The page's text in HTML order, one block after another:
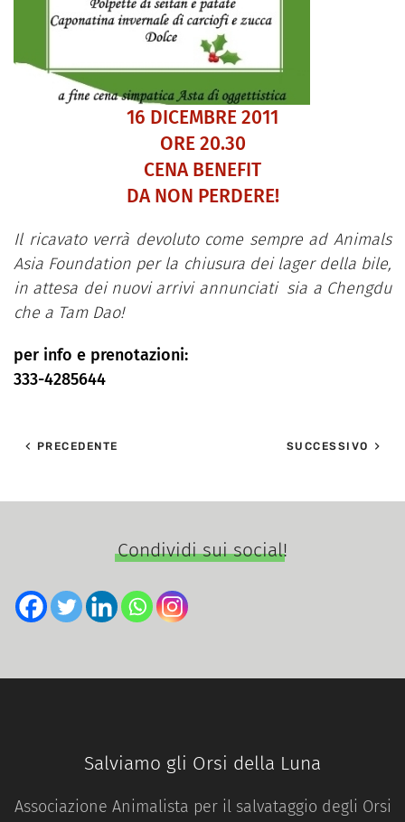
16 DICEMBRE 2011
ORE 20.30
CENA BENEFIT
DA NON PERDERE!
Il ricavato verrà devoluto come sempre ad Animals
Asia Foundation per la chiusura dei lager della bile,
in attesa dei nuovi arrivi annunciati sia a Chengdu
che a Tam Dao!
per info e prenotazioni:
333-4285644
PRECEDENTE SUCCESSIVO
Condividi sui social!
Salviamo gli Orsi della Luna
Associazione Animalista per il salvataggio degli Orsi